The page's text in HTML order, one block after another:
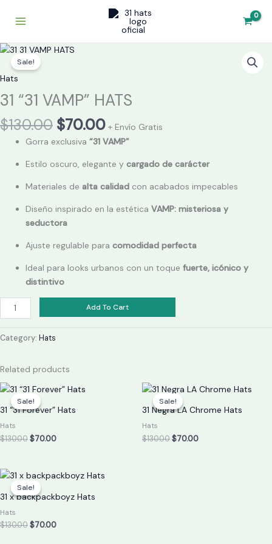
Sale!
Hats
31 “31 VAMP” HATS
$130.00
Original
$130.00.
$70.00
$70.00.
+ Envío Gratis
Gorra exclusiva “31 VAMP”
Estilo oscuro, elegante y cargado de carácter
Materiales de alta calidad con acabados impecables
Diseño inspirado en la estética VAMP: misteriosa y
seductora
Ajuste regulable para comodidad perfecta
Ideal para looks urbanos con un toque fuerte, icónico y
distintivo
31
VAMP"
quantity
Add To Cart
Category: Hats
Related products
Sale!
Sale!
31 “31 Forever” Hats
Hats
$130.00
Original
was:
$130.00.
$70.00
Current
is:
$70.00.
Sale!
Sale!
31 Negra LA Chrome Hats
Hats
$130.00
Original
price
was:
$130.00.
$70.00
Current
$70.00.
Sale!
Sale!
31 x backpackboyz Hats
Hats
$130.00
Original
price
was:
$130.00.
$70.00
Current
is:
$70.00.